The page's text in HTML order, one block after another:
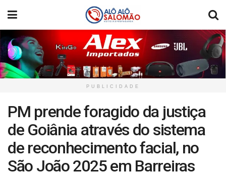
PUBLICIDADE
PM prende foragido da justiça
de Goiânia através do sistema
de reconhecimento facial, no
São João 2025 em Barreiras